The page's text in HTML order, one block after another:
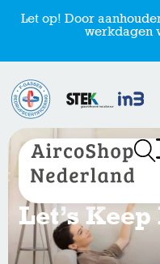
Let op! Door
werkdagen
Let’s